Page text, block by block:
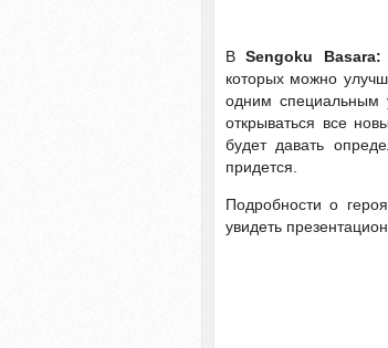
ВSengoku
которых можно
одним специальным
открываться все
будет давать
придется.
Подробности о
увидеть